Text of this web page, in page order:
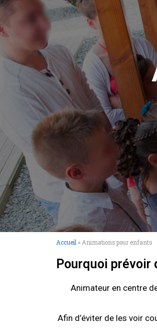
Accueil » Animations pour enfants
Pourquoi
Animateur en centre
Afin d’éviter de les voir